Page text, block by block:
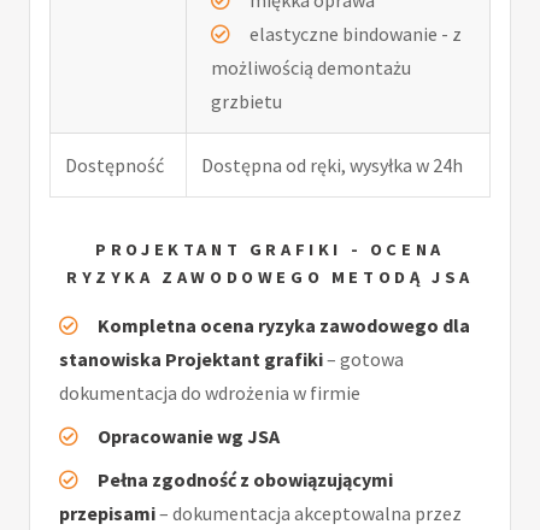
elastyczne bindowanie - z
możliwością demontażu
grzbietu
Dostępność Dostępna od ręki, wysyłka w 24h
PROJEKTANT GRAFIKI - OCENA
RYZYKA ZAWODOWEGO METODĄ JSA
Kompletna ocena ryzyka zawodowego dla
stanowiska Projektant grafiki– gotowa
dokumentacja do wdrożenia w firmie
Opracowanie wg JSA
Pełna zgodność z obowiązującymi
przepisami– dokumentacja akceptowalna przez